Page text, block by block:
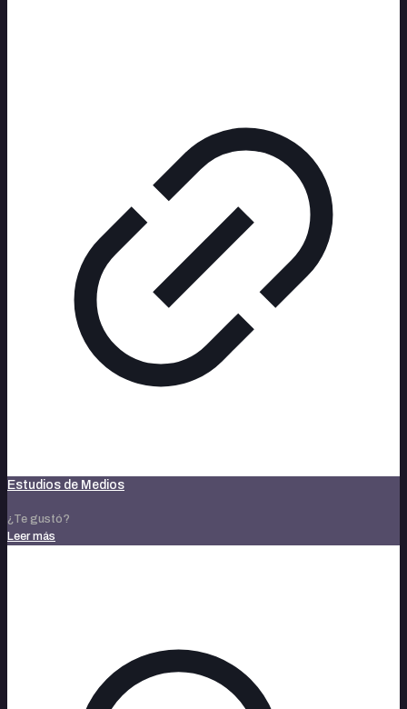
Estudios de Medios
¿Te gustó?
Leer más